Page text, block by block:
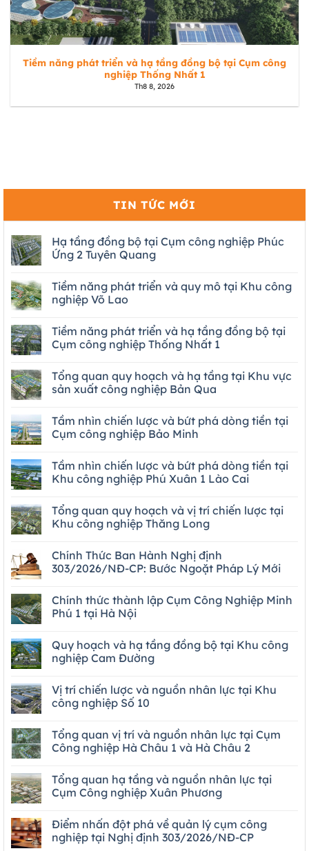
Tiềm năng phát triển và hạ tầng đồng bộ tại Cụm công
nghiệp Thống Nhất 1
Th8 8, 2026
TIN TỨC MỚI
Hạ tầng đồng bộ tại Cụm công nghiệp Phúc
Ứng 2 Tuyên Quang
Tiềm năng phát triển và quy mô tại Khu công
nghiệp Võ Lao
Tiềm năng phát triển và hạ tầng đồng bộ tại
Cụm công nghiệp Thống Nhất 1
Tổng quan quy hoạch và hạ tầng tại Khu vực
sản xuất công nghiệp Bản Qua
Tầm nhìn chiến lược và bứt phá dòng tiền tại
Cụm công nghiệp Bảo Minh
Tầm nhìn chiến lược và bứt phá dòng tiền tại
Khu công nghiệp Phú Xuân 1 Lào Cai
Tổng quan quy hoạch và vị trí chiến lược tại
Khu công nghiệp Thăng Long
Chính Thức Ban Hành Nghị định
303/2026/NĐ-CP: Bước Ngoặt Pháp Lý Mới
Chính thức thành lập Cụm Công Nghiệp Minh
Phú 1 tại Hà Nội
Quy hoạch và hạ tầng đồng bộ tại Khu công
nghiệp Cam Đường
Vị trí chiến lược và nguồn nhân lực tại Khu
công nghiệp Số 10
Tổng quan vị trí và nguồn nhân lực tại Cụm
Công nghiệp Hà Châu 1 và Hà Châu 2
Tổng quan hạ tầng và nguồn nhân lực tại
Cụm Công nghiệp Xuân Phương
Điểm nhấn đột phá về quản lý cụm công
nghiệp tại Nghị định 303/2026/NĐ-CP